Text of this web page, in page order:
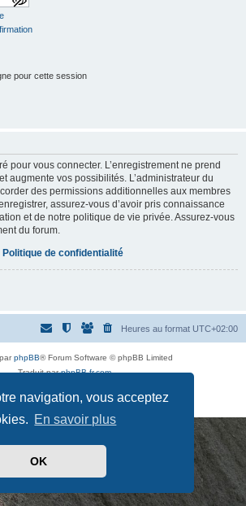
navigation, vous acceptez
En savoir plus
OK
a
f
e
d
e
p
a
s
e
pour cette session
pour vous connecter. L’enregistrement ne prend
augmente vos possibilités. L’administrateur du
des permissions additionnelles aux membres
assurez-vous d’avoir pris connaissance
et de notre politique de vie privée. Assurez-vous
du forum.
Politique de confidentialité
Heures au format UTC+02:00
phpBB® Forum Software © phpBB Limited
Traduit parphpBB-fr.com
Confidentialité| Conditions